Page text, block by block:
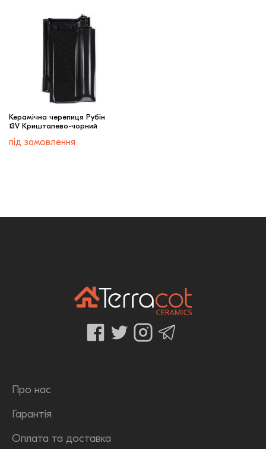
Керамічна черепиця Рубін
13V Кришталево-чорний
під замовлення
Про нас
Гарантія
Оплата та доставка